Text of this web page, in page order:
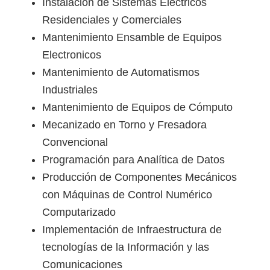
Residenciales y Comerciales
Mantenimiento Ensamble de Equipos
Electronicos
Mantenimiento de Automatismos
Industriales
Mantenimiento de Equipos de Cómputo
Mecanizado en Torno y Fresadora
Convencional
Programación para Analítica de Datos
Producción de Componentes Mecánicos
con Máquinas de Control Numérico
Computarizado
Implementación de Infraestructura de
tecnologías de la Información y las
Comunicaciones